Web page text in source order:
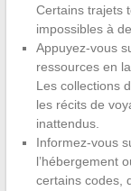
Certains trajets
impossibles à
Appuyez-vous
ressources en
Les collections
les récits de
inattendus.
Informez-vous
l’hébergement
certains codes,